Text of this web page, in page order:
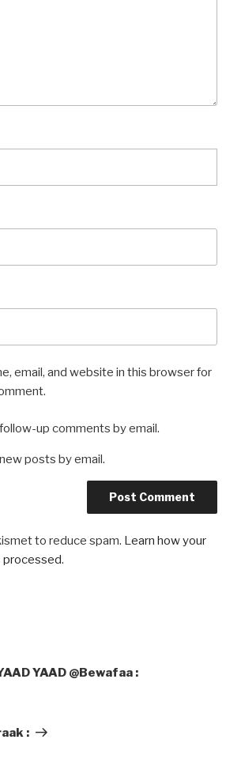
email, and website in this browser for
up comments by email.
posts by email.
to reduce spam. Learn how your
processed.
YAAD @Bewafaa :
: